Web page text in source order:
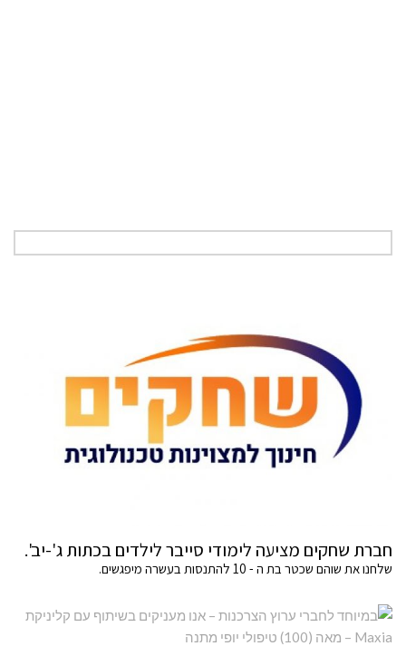
חברת שחקים מציעה לימודי סייבר לילדים בכתות ג'-יב'.
שלחנו את שוהם שכטר בת ה - 10 להתנסות בעשרה מיפגשים.